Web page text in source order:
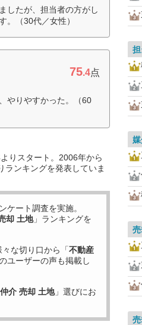
したが、担当者の方がし
。（30代／女性）
75.4点
やりやすかった。（60
りスタート。2006年から
ランキングを発表していま
ケート調査を実施。
却 土地」ランキングを
な切り口から「不動産
ユーザーの声も掲載し
介 売却 土地」選びにお